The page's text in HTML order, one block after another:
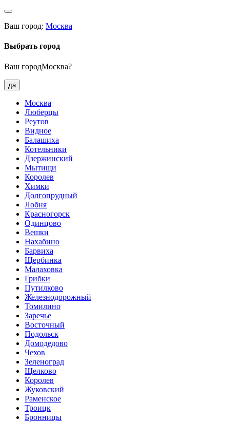
Ваш город: Москва
Выбрать город
Ваш городМосква?
да
Москва
Люберцы
Реутов
Видное
Балашиха
Котельники
Дзержинский
Мытищи
Королев
Химки
Долгопрудный
Лобня
Красногорск
Одинцово
Вешки
Нахабино
Барвиха
Щербинка
Малаховка
Грибки
Путилково
Железнодорожный
Томилино
Заречье
Восточный
Подольск
Домодедово
Чехов
Зеленоград
Щелково
Королев
Жуковский
Раменское
Троицк
Бронницы